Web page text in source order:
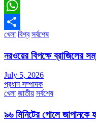
Messenger
WhatsApp
Share
খেলা বিশ্ব সর্বশেষ
নরওয়ের বিপক্ষে ব্রাজিলের
July 5, 2026
প্রধান সম্পাদক
খেলা জাতীয় সর্বশেষ
৯৬ মিনিটের গোলে জাপানকে